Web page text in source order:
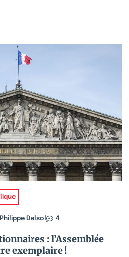
Delsol 4
: l’Assemblée
exemplaire !